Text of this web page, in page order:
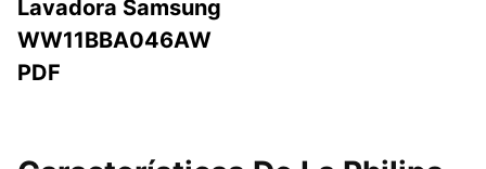
Lavadora Samsung
WW11BBA046AW
PDF